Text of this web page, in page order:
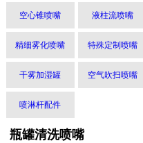
空心锥喷嘴 液柱流喷嘴
精细雾化喷嘴 特殊定制喷嘴
干雾加湿罐 空气吹扫喷嘴
喷淋杆配件
瓶罐清洗喷嘴